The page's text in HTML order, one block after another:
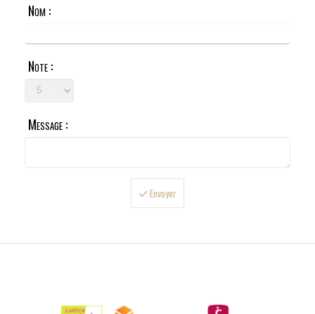
Nom :
Note :
Message :
Envoyer